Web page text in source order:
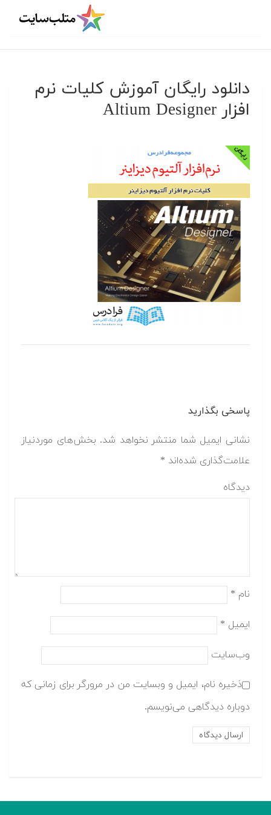
دانلود رایگان آموزش کلیات نرم
افزار Altium Designer
پاسخی بگذارید
نشانی ایمیل شما منتشر نخواهد شد. بخش‌های موردنیاز
علامت‌گذاری شده‌اند *
دیدگاه
نام *
ایمیل *
وب‌سایت
ذخیره نام، ایمیل و وبسایت من در مرورگر برای زمانی که
دوباره دیدگاهی می‌نویسم.